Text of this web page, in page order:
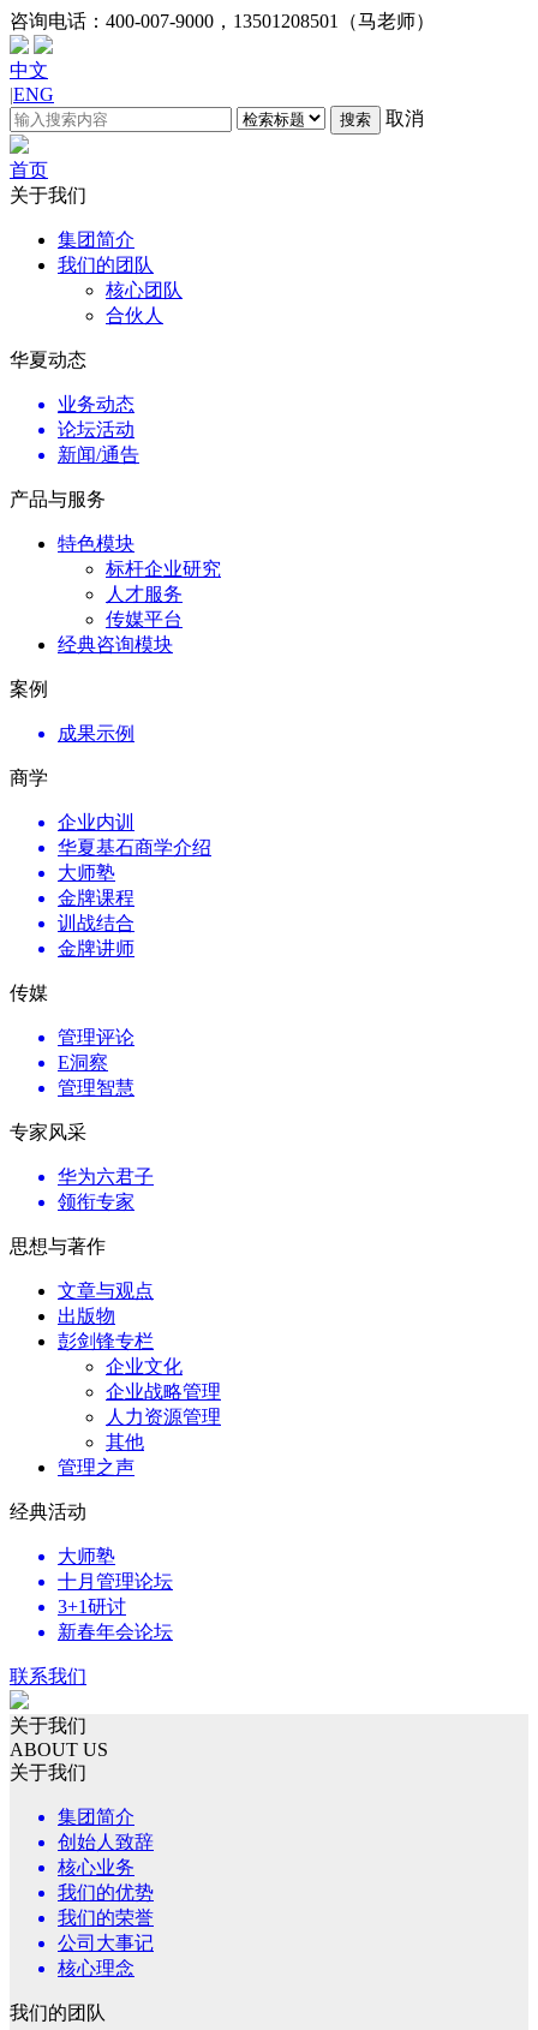
咨询电话： 400-007-9000，13501208501（马老师）
中文
|ENG
搜索 取消
首页
关于我们
集团简介
我们的团队
核心团队
合伙人
华夏动态
业务动态
论坛活动
新闻/通告
产品与服务
特色模块
标杆企业研究
人才服务
传媒平台
经典咨询模块
案例
成果示例
商学
企业内训
华夏基石商学介绍
大师塾
金牌课程
训战结合
金牌讲师
传媒
管理评论
E洞察
管理智慧
专家风采
华为六君子
领衔专家
思想与著作
文章与观点
出版物
彭剑锋专栏
企业文化
企业战略管理
人力资源管理
其他
管理之声
经典活动
大师塾
十月管理论坛
3+1研讨
新春年会论坛
联系我们
关于我们
ABOUT US
关于我们
集团简介
创始人致辞
核心业务
我们的优势
我们的荣誉
公司大事记
核心理念
我们的团队